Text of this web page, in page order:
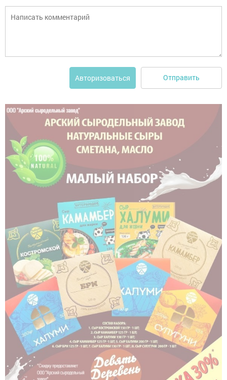
Авторизоваться Отправить